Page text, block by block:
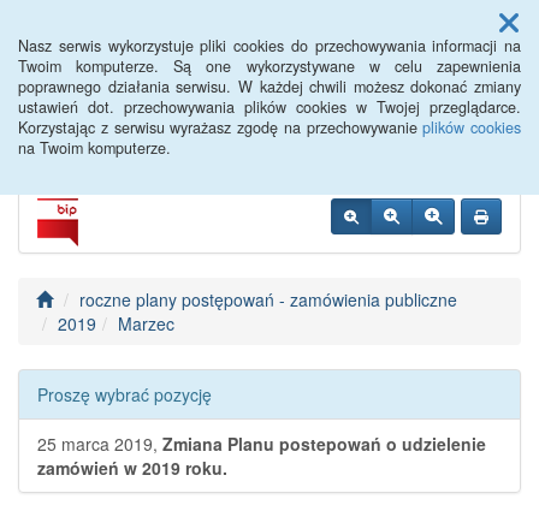
Nasz serwis wykorzystuje pliki cookies do przechowywania informacji na
Twoim komputerze. Są one wykorzystywane w celu zapewnienia
poprawnego działania serwisu. W każdej chwili możesz dokonać zmiany
ustawień dot. przechowywania plików cookies w Twojej przeglądarce.
Korzystając z serwisu wyrażasz zgodę na przechowywanieplików cookies
na Twoim komputerze.
Menu
BIP WTWK Partynice
roczne plany postępowań - zamówienia publiczne
2019
Marzec
Proszę wybrać pozycję
25 marca 2019, Zmiana Planu postepowań o udzielenie
zamówień w 2019 roku.